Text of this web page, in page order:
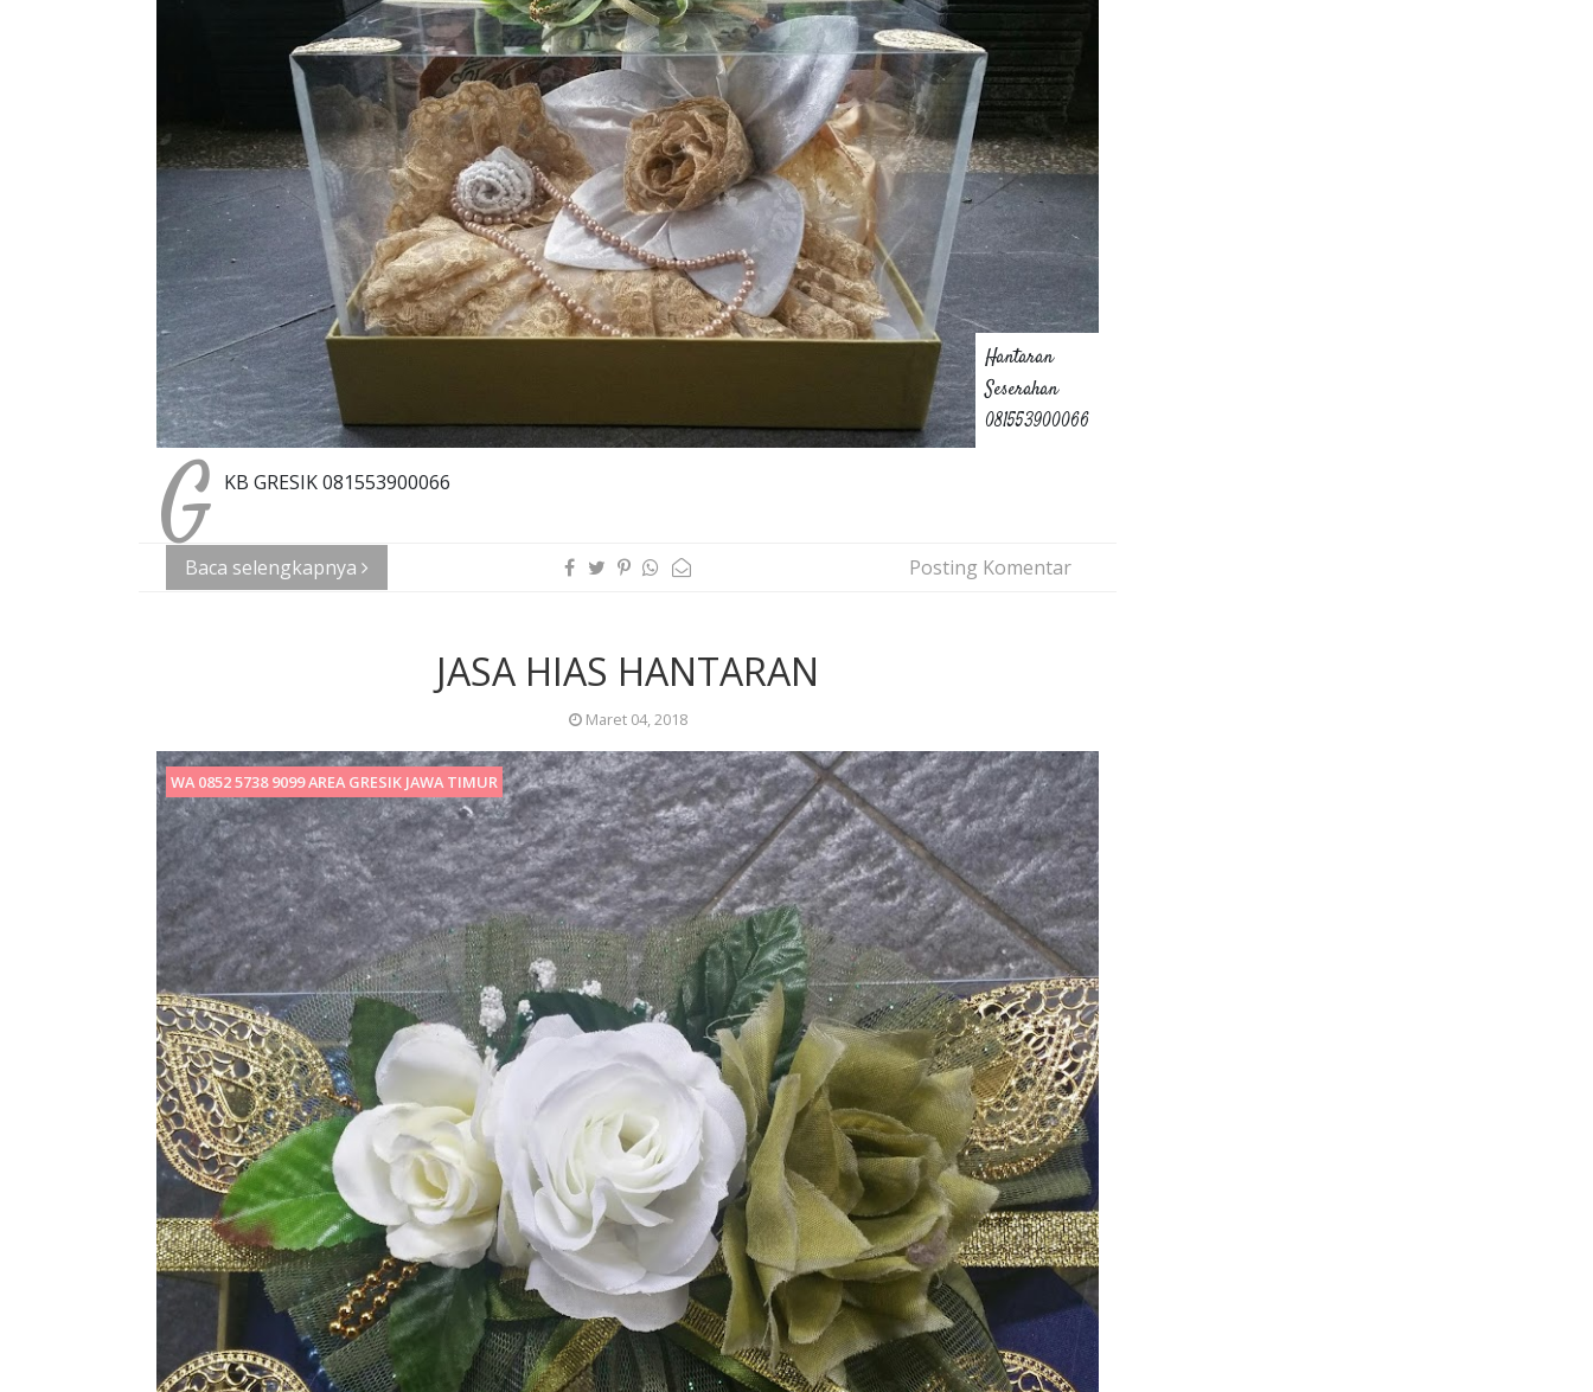
Hantaran
Seserahan
081553900066
G KB GRESIK 081553900066
Baca selengkapnya Posting Komentar
JASA HIAS HANTARAN
Maret 04, 2018
WA 0852 5738 9099 AREA GRESIK JAWA TIMUR